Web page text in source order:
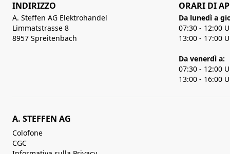
INDIRIZZO
A. Steffen AG Elektrohandel
Limmatstrasse 8
8957 Spreitenbach
ORARI DI
Da lunedì a
07:30 - 12:00
13:00 - 17:00
Da venerdì a:
07:30 - 12:00
13:00 - 16:00
A. STEFFEN AG
Colofone
CGC